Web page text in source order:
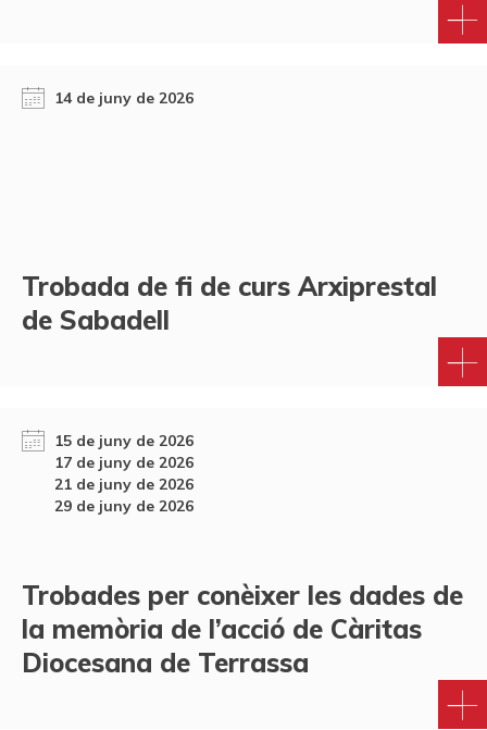
14 de juny de 2026
Trobada de fi de curs Arxiprestal
de Sabadell
15 de juny de 2026
17 de juny de 2026
21 de juny de 2026
29 de juny de 2026
Trobades per conèixer les dades de
la memòria de l’acció de Càritas
Diocesana de Terrassa